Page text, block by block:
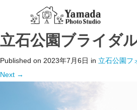
立石公園ブライダ
Published on 2023年7月6日 in 立石公園フ
Next →